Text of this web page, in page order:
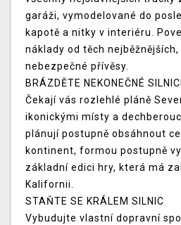
garáži, vymodelované do
kapotě a nitky v interiéru.
náklady od těch
nebezpečné přívěsy.
BRÁZDĚTE NEKONEČNÉ
Čekají vás rozlehlé pláně
ikonickými místy a
plánují postupně obsáhnout
kontinent, formou postupně
základní edici hry, která má
Kalifornii.
STAŇTE SE KRÁLEM SILNIC
Vybudujte vlastní dopravní